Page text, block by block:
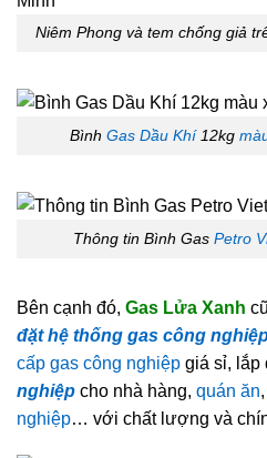
Niêm Phong và tem chống giả
Bình Gas Dầu Khí12kg
Thông tin Bình Gas Petro
Bên cạnh đó, Gas Lửa Xanh
đặt hệ thống gas công
cấp gas công nghiệp giá sỉ, lắp
nghiệp cho nhà hàng, quán ăn
nghiệp… với chất lượng và